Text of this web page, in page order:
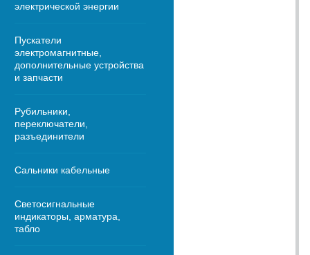
электрической энергии
Пускатели
электромагнитные,
дополнительные устройства
и запчасти
Рубильники,
переключатели,
разъединители
Сальники кабельные
Светосигнальные
индикаторы, арматура,
табло